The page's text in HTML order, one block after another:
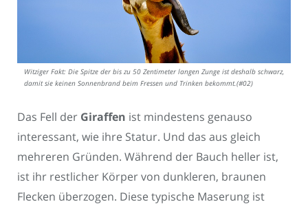
Witziger Fakt: Die Spitze der bis zu 50 Zentimeter langen Zunge ist deshalb schwarz,
damit sie keinen Sonnenbrand beim Fressen und Trinken bekommt.(#02)
Das Fell der Giraffen ist mindestens genauso
interessant, wie ihre Statur. Und das aus gleich
mehreren Gründen. Während der Bauch heller ist,
ist ihr restlicher Körper von dunkleren, braunen
Flecken überzogen. Diese typische Maserung ist